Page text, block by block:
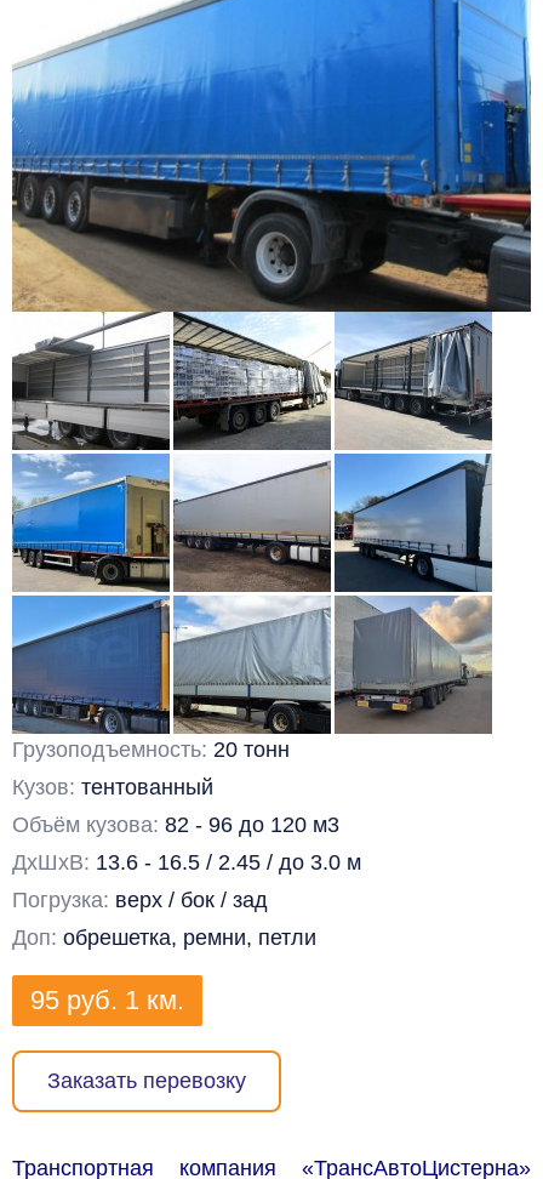
Грузоподъемность: 20 тонн
Кузов: тентованный
Объём кузова: 82 - 96 до 120 м3
ДхШхВ: 13.6 - 16.5 / 2.45 / до 3.0 м
Погрузка: верх / бок / зад
Доп: обрешетка, ремни, петли
95 руб. 1 км.
Заказать перевозку
Транспортная компания «ТрансАвтоЦистерна»